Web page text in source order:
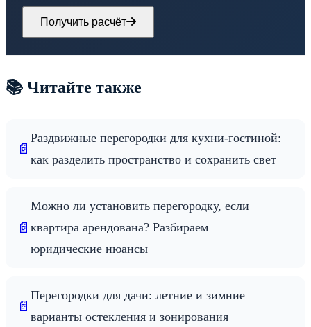
Получить расчёт
📚 Читайте также
📄
Раздвижные перегородки для кухни-гостиной:
как разделить пространство и сохранить свет
📄
Можно ли установить перегородку, если
квартира арендована? Разбираем
юридические нюансы
📄
Перегородки для дачи: летние и зимние
варианты остекления и зонирования